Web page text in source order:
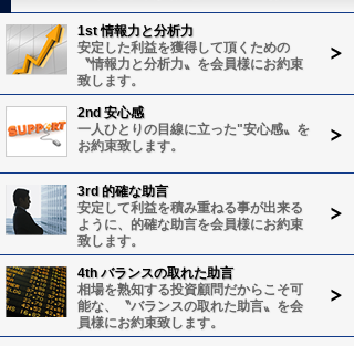
1st 情報力と分析力
安定した利益を獲得して頂くための
〝情報力と分析力〟を会員様にお約束
致します。
2nd 安心感
一人ひとりの目線に立った"安心感〟を
お約束致します。
3rd 的確な助言
安定して利益を積み重ねる事が出来る
ように、的確な助言を会員様にお約束
致します。
4th バランスの取れた助言
相場を熟知する投資顧問だからこそ可
能な、〝バランスの取れた助言〟を会
員様にお約束致します。